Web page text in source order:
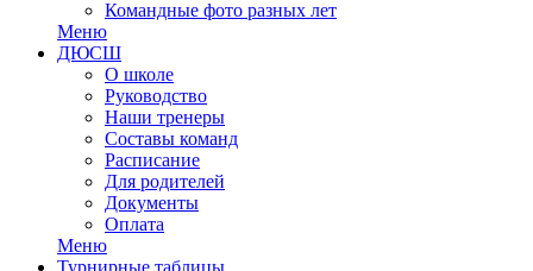
Командные фото разных лет
Меню
ДЮСШ
О школе
Руководство
Наши тренеры
Составы команд
Расписание
Для родителей
Документы
Оплата
Меню
Турнирные таблицы